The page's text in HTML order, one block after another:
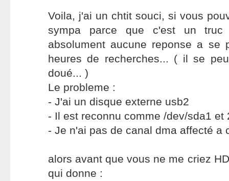
Voila, j'ai un chtit souci, si vous
sympa parce que c'est un
absolument aucune reponse a se
heures de recherches... ( il se
doué... )
Le probleme :
- J'ai un disque externe usb2
- Il est reconnu comme /dev/sda1 et
- Je n'ai pas de canal dma affecté a
alors avant que vous ne me criez
qui donne :